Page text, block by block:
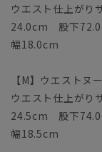
ウエスト仕上が
24.0cm 股下
幅18.0cm
【M】ウエストヌ
ウエスト仕上が
24.5cm 股下
幅18.5cm